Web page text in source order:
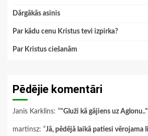
Dārgākās asinis
Par kādu cenu Kristus tevi izpirka?
Par Kristus ciešanām
Pēdējie komentāri
Janis Karklins: “"Gluži kā gājiens uz Aglonu.."
martinsz: “Jā, pēdējā laikā patiesi vērojama